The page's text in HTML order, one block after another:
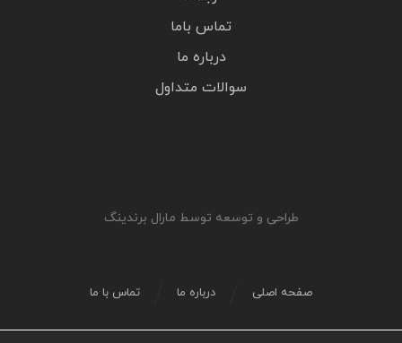
تماس باما
درباره ما
سوالات متداول
طراحی و توسعه توسط مارال برندینگ
تماس با ما درباره ما صفحه اصلی